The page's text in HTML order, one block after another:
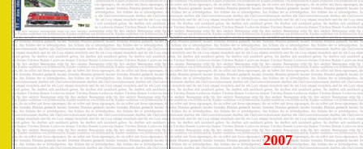
2007